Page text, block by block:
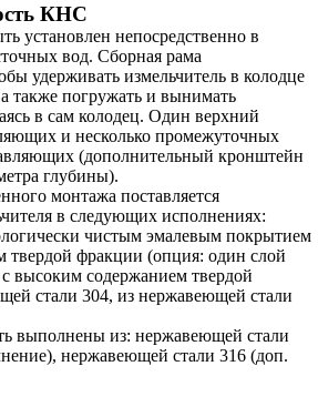
КНС
установлен непосредственно в
вод. Сборная рама
удерживать измельчитель в колодце
также погружать и вынимать
в сам колодец. Один верхний
и несколько промежуточных
(дополнительный кронштейн
глубины).
монтажа поставляется
в следующих исполнениях:
чистым эмалевым покрытием
твердой фракции (опция: один слой
высоким содержанием твердой
стали 304, из нержавеющей стали
выполнены из: нержавеющей стали
нержавеющей стали 316 (доп.